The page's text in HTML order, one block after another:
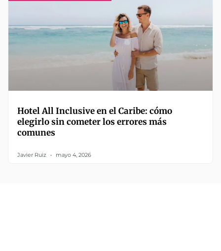
Hotel All Inclusive en el Caribe: cómo
elegirlo sin cometer los errores más
comunes
Javier Ruiz mayo 4, 2026